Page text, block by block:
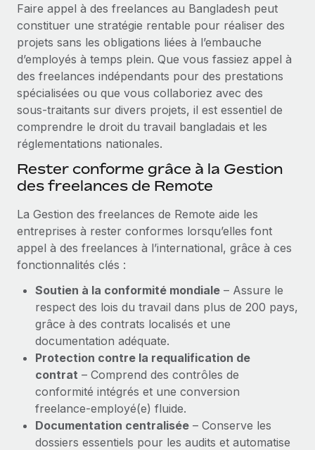
SERVICES
Demandez aux experts
Recevez des conseils d’experts sur les RH à
l’international et la conformité
Contrôles d’antécédents
Simplifiez vos processus de présélection des
candidats
Remote Watchtower
Gardez un temps d’avance sur les risques en
Gestion des appareils
Achetez et suivez vos équipements informatiques
dans le monde entier
Création d’entité
Établissez des entités rapidement et en toute
conformité
Mobilité et déménagement international
Organisez facilement le déménagement de vos
employés
Avantages sociaux
Gérez facilement les avantages sociaux
Explorez avec nous vos opportunités de partenariat
Remote Build
Bientôt disponible
Conseil en intégrations et automatisations assistées par
l’IA
ÉTUDES DE CAS
Données sur les salaires et les talents
Centre de ressources
Obtenir de l’aide
Voir toutes les ressources
BLOG
Paie multipays
Gestion des freelances
Taxes
Explorer le blog
BLOG
Mises à jour des produits de Remote :
Intégrations Gusto et Xero et Gestion des
freelances Plus
Remote a toujours pour mission d'aider les entreprises de
toute taille à embaucher, gérer et payer...
Faire appel à des freelances au Bangladesh peut
constituer une stratégie rentable pour réaliser des
projets sans les obligations liées à l’embauche
d’employés à temps plein. Que vous fassiez appel à
des freelances indépendants pour des prestations
spécialisées ou que vous collaboriez avec des
sous‑traitants sur divers projets, il est essentiel de
comprendre le droit du travail bangladais et les
réglementations nationales.
Rester conforme grâce à la Gestion
des freelances de Remote
La Gestion des freelances de Remote aide les
entreprises à rester conformes lorsqu’elles font
appel à des freelances à l’international, grâce à ces
fonctionnalités clés :
Soutien à la conformité mondiale – Assure le
respect des lois du travail dans plus de 200 pays,
grâce à des contrats localisés et une
documentation adéquate.
Protection contre la requalification de
contrat – Comprend des contrôles de
conformité intégrés et une conversion
freelance-employé(e) fluide.
Documentation centralisée – Conserve les
dossiers essentiels pour les audits et automatise